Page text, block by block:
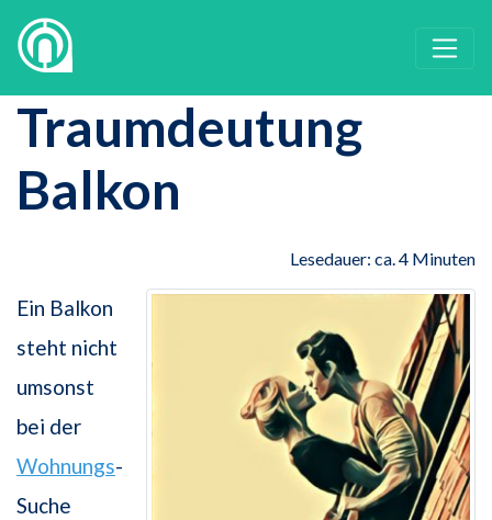
Traumdeutung
Balkon
Lesedauer: ca. 4 Minuten
Ein Balkon
steht nicht
umsonst
bei der
Wohnungs-
Suche